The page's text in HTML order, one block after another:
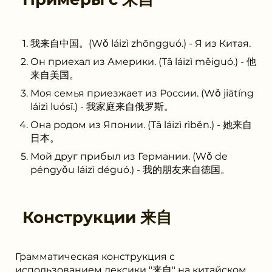
我来自中国。(Wǒ láizì zhōngguó.) - Я из Китая.
Он приехал из Америки. (Tā láizì měiguó.) - 他
来自美国。
Моя семья приезжает из России. (Wǒ jiātíng
láizì luósī.) - 我家庭来自俄罗斯。
Она родом из Японии. (Tā láizì rìběn.) - 她来自
日本。
Мой друг прибыл из Германии. (Wǒ de
péngyǒu láizì déguó.) - 我的朋友来自德国。
Конструкции 来自
Грамматическая конструкция с